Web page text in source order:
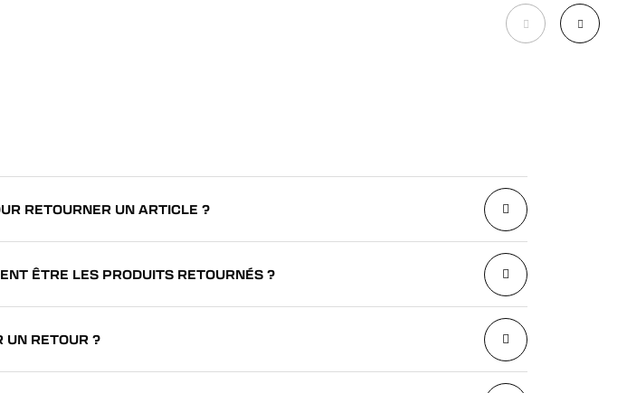
RETOURNER UN ARTICLE ?
ÊTRE LES PRODUITS RETOURNÉS ?
UN RETOUR ?